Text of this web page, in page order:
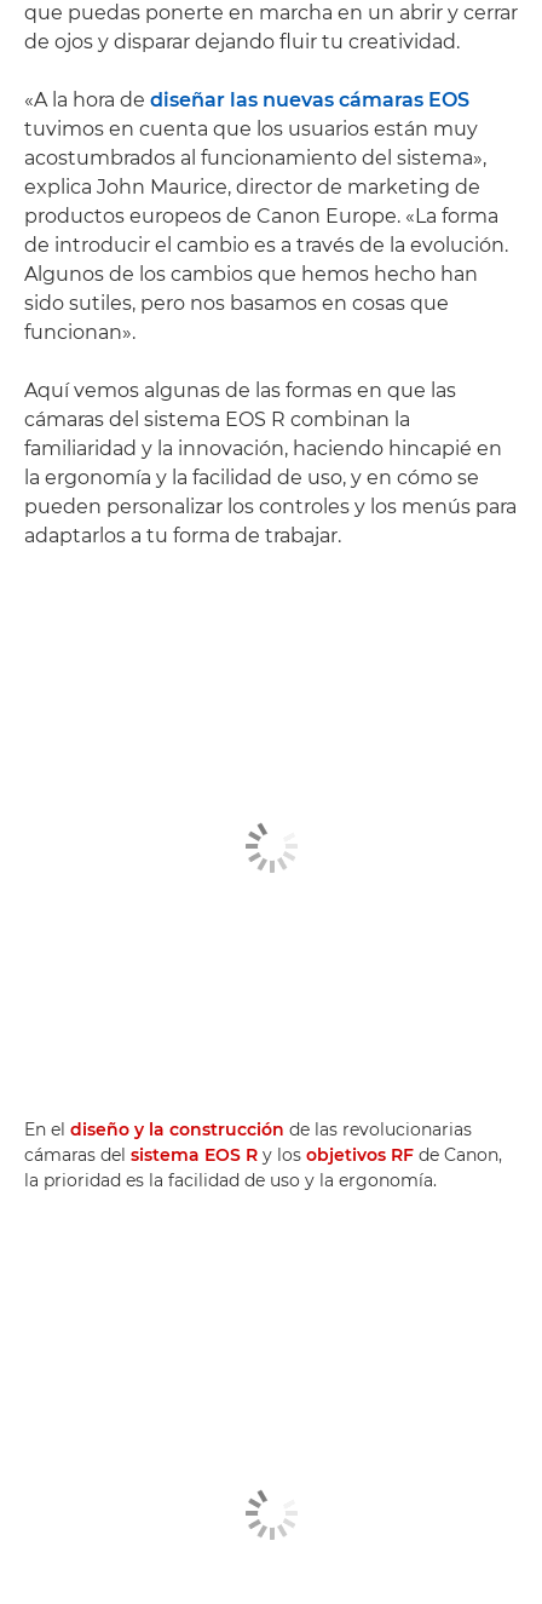
que puedas ponerte en marcha en un abrir y cerrar
de ojos y disparar dejando fluir tu creatividad.
«A la hora de diseñar las nuevas cámaras EOS
tuvimos en cuenta que los usuarios están muy
acostumbrados al funcionamiento del sistema»,
explica John Maurice, director de marketing de
productos europeos de Canon Europe. «La forma
de introducir el cambio es a través de la evolución.
Algunos de los cambios que hemos hecho han
sido sutiles, pero nos basamos en cosas que
funcionan».
Aquí vemos algunas de las formas en que las
cámaras del sistema EOS R combinan la
familiaridad y la innovación, haciendo hincapié en
la ergonomía y la facilidad de uso, y en cómo se
pueden personalizar los controles y los menús para
adaptarlos a tu forma de trabajar.
En el diseño y la construcción de las revolucionarias
cámaras del sistema EOS R y los objetivos RF de Canon,
la prioridad es la facilidad de uso y la ergonomía.